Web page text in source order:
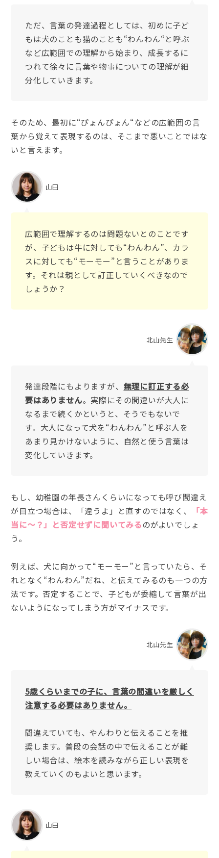
ただ、言葉の発達過程としては、初めに子ど
もは犬のことも猫のことも“わんわん“と呼ぶ
など広範囲での理解から始まり、成長するに
つれて徐々に言葉や物事についての理解が細
分化していきます。
そのため、最初に“ぴょんぴょん“などの広範囲の言
葉から覚えて表現するのは、そこまで悪いことではな
いと言えます。
山田
広範囲で理解するのは問題ないとのことです
が、子どもは牛に対しても“わんわん”、カラ
スに対しても“モーモー”と言うことがありま
す。それは親として訂正していくべきなので
しょうか？
北山先生
発達段階にもよりますが、 無理に訂正する必
要はありません。実際にその間違いが大人に
なるまで続くかというと、そうでもないで
す。大人になって犬を“わんわん”と呼ぶ人を
あまり見かけないように、自然と使う言葉は
変化していきます。
もし、幼稚園の年長さんくらいになっても呼び間違え
が目立つ場合は、「違うよ」と直すのではなく、
「本
当に～？」と否定せずに聞いてみるのがよいでしょ
う。
例えば、犬に向かって“モーモー”と言っていたら、そ
れとなく“わんわん”だね、と伝えてみるのも一つの方
法です。否定することで、子どもが委縮して言葉が出
ないようになってしまう方がマイナスです。
北山先生
5歳くらいまでの子に、言葉の間違いを厳しく
注意する必要はありません。
間違えていても、やんわりと伝えることを推
奨します。普段の会話の中で伝えることが難
しい場合は、絵本を読みながら正しい表現を
教えていくのもよいと思います。
山田